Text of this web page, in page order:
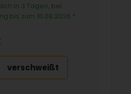
in 3 Tagen, bei
bis zum 10.08.2026 *
verschweißt